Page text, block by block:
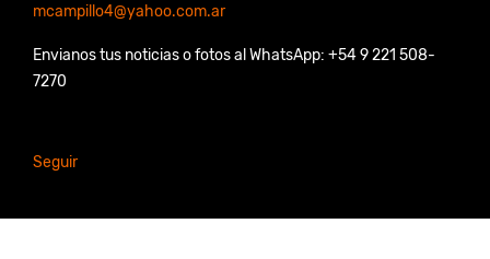
mcampillo4@yahoo.com.ar
Envianos tus noticias o fotos al WhatsApp: +54 9 221 508-
7270
Seguir